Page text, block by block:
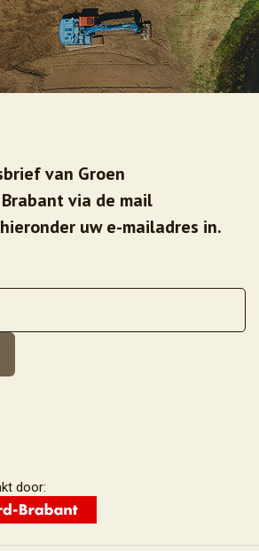
van Groen
via de mail
uw e-mailadres in.
door: